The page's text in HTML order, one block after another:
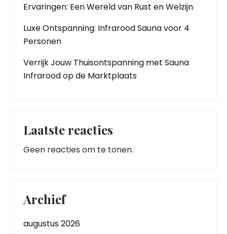
Ervaringen: Een Wereld van Rust en Welzijn
Luxe Ontspanning: Infrarood Sauna voor 4
Personen
Verrijk Jouw Thuisontspanning met Sauna
Infrarood op de Marktplaats
Laatste reacties
Geen reacties om te tonen.
Archief
augustus 2026